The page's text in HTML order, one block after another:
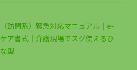
（訪問系）緊急対応マニュアル｜e-
ケア書式｜介護現場でスグ使えるひ
な型